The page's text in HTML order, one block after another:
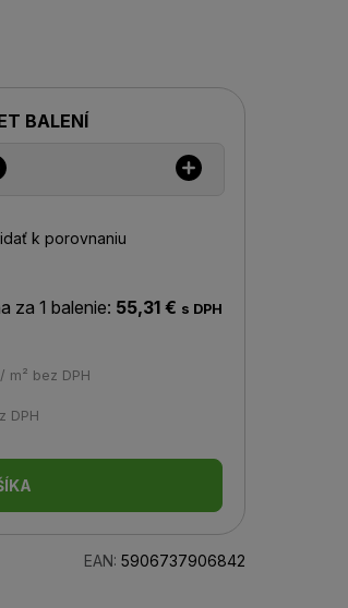
BALENÍ
k porovnaniu
za 1 balenie: 55,31 € s DPH
/ m² bez DPH
DPH
EAN: 5906737906842